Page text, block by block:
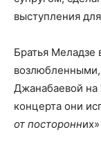
выступления
Братья Меладзе
Джанабаевой на
концерта они
от посторонн